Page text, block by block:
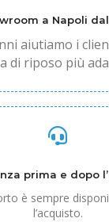
a Napoli
aiutiamo i
di riposo più
prima e dopo
è sempre
l’acquisto.